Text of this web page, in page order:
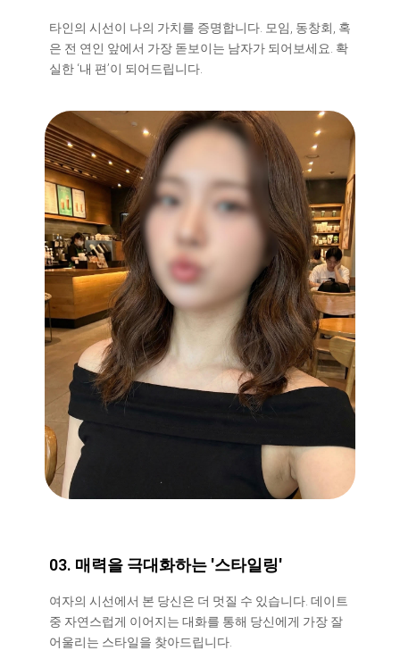
타인의 시선이 나의 가치를 증명합니다. 모임, 동창회, 혹
은 전 연인 앞에서 가장 돋보이는 남자가 되어보세요. 확
실한 ‘내 편’이 되어드립니다.
03. 매력을 극대화하는 '스타일링'
여자의 시선에서 본 당신은 더 멋질 수 있습니다. 데이트
중 자연스럽게 이어지는 대화를 통해 당신에게 가장 잘
어울리는 스타일을 찾아드립니다.